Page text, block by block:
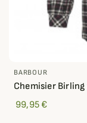
BARBOUR
Chemisier
99,95 €